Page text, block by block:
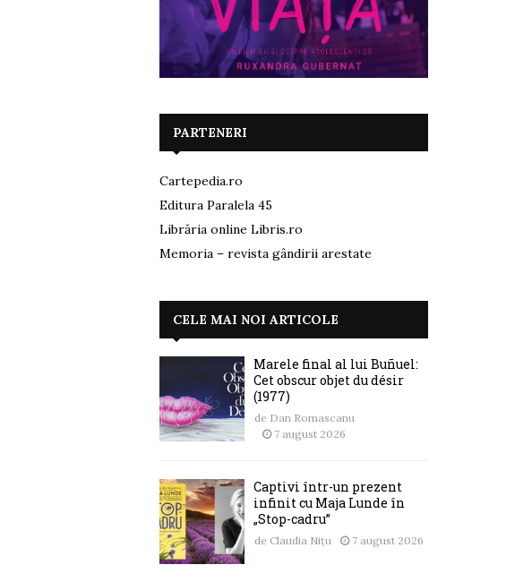
PARTENERI
Cartepedia.ro
Editura Paralela 45
Librăria online Libris.ro
Memoria – revista gândirii arestate
CELE MAI NOI ARTICOLE
Marele final al lui Buñuel:
Cet obscur objet du désir
(1977)
de Dan Romascanu
7 august 2026
Captivi într-un prezent
infinit cu Maja Lunde în
„Stop-cadru”
de Claudia Nițu 7 august 2026